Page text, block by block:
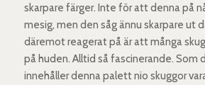
skarpare färger. Inte för att denna på
mesig, men den såg ännu skarpare ut
däremot reagerat på är att många
på huden. Alltid så fascinerande. Som
innehåller denna palett nio skuggor